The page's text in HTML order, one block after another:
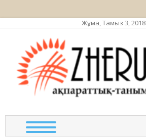
Жұма, Тамыз 3, 2018